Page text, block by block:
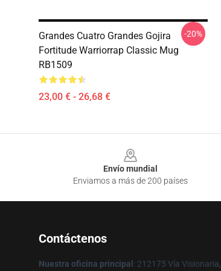
Grandes Cuatro Grandes Gojira
Fortitude Warriorrap Classic Mug
RB1509
23,00 € - 26,68 €
-20%
Envío mundial
Enviamos a más de 200 países
Contáctenos
Nuestra oficina principal : 212175 Vía Visionaria,